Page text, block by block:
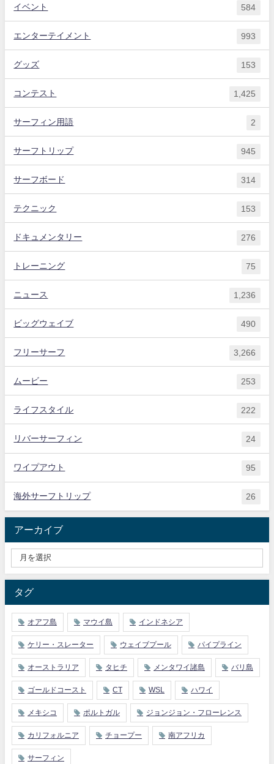
イベント 584
エンターテイメント 993
グッズ 153
コンテスト 1,425
サーフィン用語 2
サーフトリップ 945
サーフボード 314
テクニック 153
ドキュメンタリー 276
トレーニング 75
ニュース 1,236
ビッグウェイブ 490
フリーサーフ 3,266
ムービー 253
ライフスタイル 222
リバーサーフィン 24
ワイプアウト 95
海外サーフトリップ 26
アーカイブ
タグ
オアフ島 マウイ島 インドネシア
ケリー・スレーター ウェイブプール パイプライン
オーストラリア タヒチ メンタワイ諸島 バリ島
ゴールドコースト CT WSL ハワイ
メキシコ ポルトガル ジョンジョン・フローレンス
カリフォルニア チョープー 南アフリカ
サーフィン